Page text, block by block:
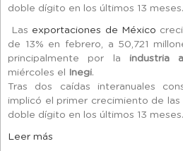
doble dígito en los últimos 13 meses.
Las exportaciones de México
de 13% en febrero, a 50,721
principalmente por la industria
miércoles el
Inegi.
Tras dos caídas interanuales
implicó el primer crecimiento de
doble dígito en los últimos 13 meses.
Leer más